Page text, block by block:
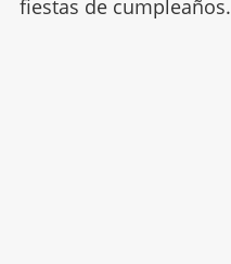
fiestas de cumpleaños.